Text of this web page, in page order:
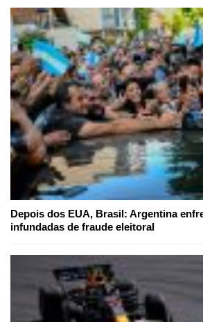
Depois dos EUA, Brasil: Argentina
infundadas de fraude eleitoral